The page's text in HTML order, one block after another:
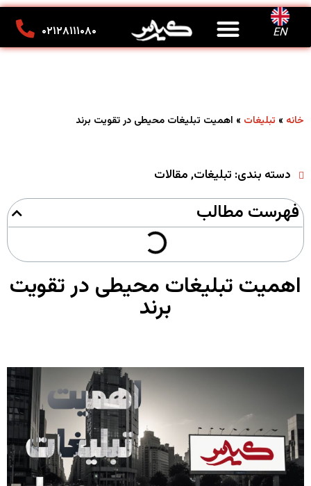
EN ۰۲۱۲۸۱۱۱۰۸۰
خانه » تبلیغات » اهمیت تبلیغات محیطی در تقویت برند
دسته بندی: تبلیغات,مقالات
فهرست مطالب
اهمیت تبلیغات محیطی در تقویت
برند